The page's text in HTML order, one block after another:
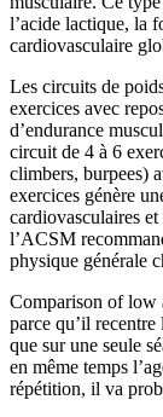
l’acide lactique, la
cardiovasculaire
Les circuits de
exercices avec
d’endurance
circuit de 4 à 6
climbers, burpees)
exercices génère
cardiovasculaires
l’ACSM
physique générale
Comparison of low
parce qu’il recentre
que sur une seule
en même temps
répétition, il va